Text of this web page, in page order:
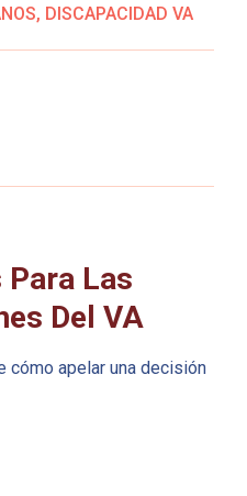
, DISCAPACIDAD VA
Para Las
Del VA